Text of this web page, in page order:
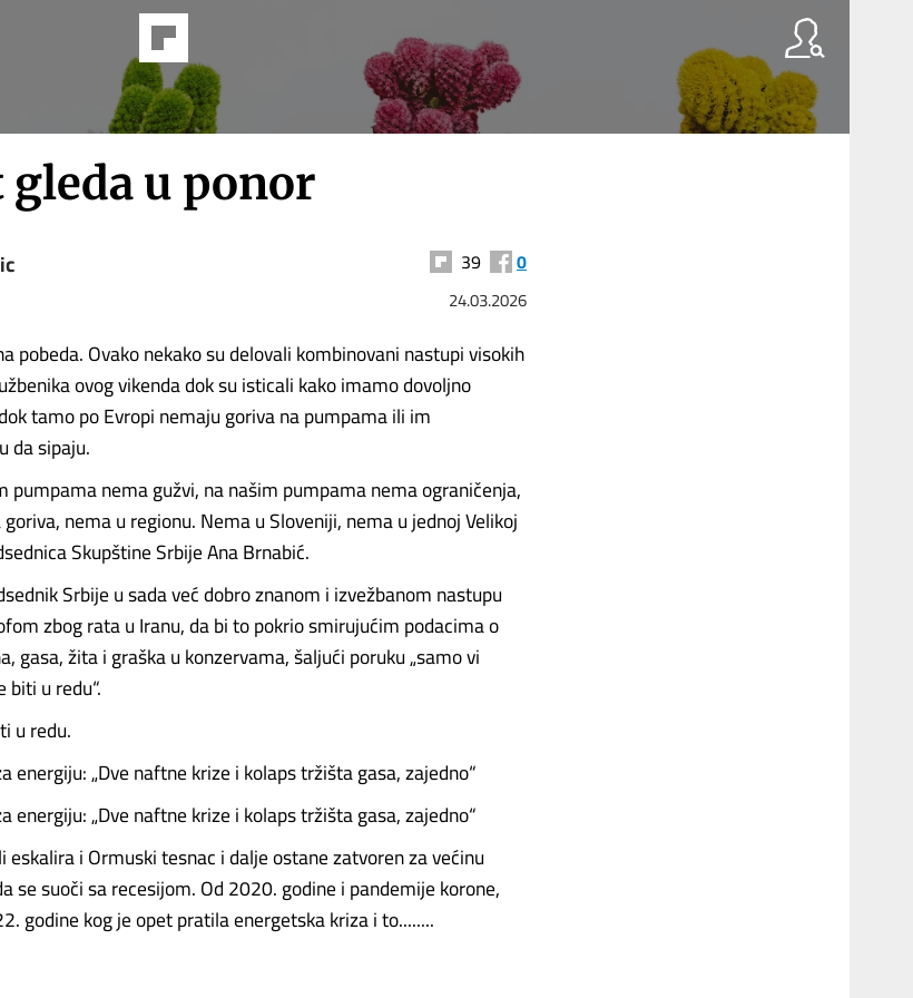
gleda u ponor
39 0
24.03.2026
pobeda. Ovako nekako su delovali kombinovani nastupi visokih
ovog vikenda dok su isticali kako imamo dovoljno
tamo po Evropi nemaju goriva na pumpama ili im
da sipaju.
pumpama nema gužvi, na našim pumpama nema ograničenja,
nema u regionu. Nema u Sloveniji, nema u jednoj Velikoj
Skupštine Srbije Ana Brnabić.
Srbije u sada već dobro znanom i izvežbanom nastupu
zbog rata u Iranu, da bi to pokrio smirujućim podacima o
gasa, žita i graška u konzervama, šaljući poruku „samo vi
u redu“.
u redu.
energiju: „Dve naftne krize i kolaps tržišta gasa, zajedno“
energiju: „Dve naftne krize i kolaps tržišta gasa, zajedno“
i Ormuski tesnac i dalje ostane zatvoren za većinu
se suoči sa recesijom. Od 2020. godine i pandemije korone,
godine kog je opet pratila energetska kriza i to........